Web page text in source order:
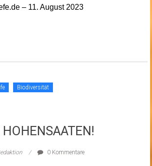
– 11. August 2023
Biodiversität
0 Kommentare